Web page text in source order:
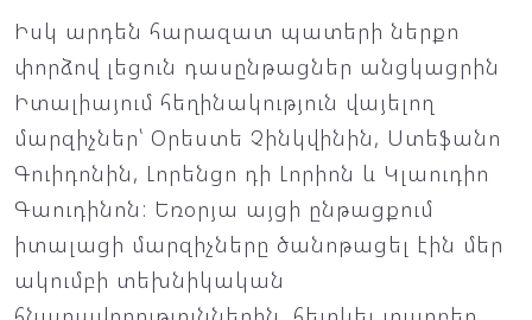
Իսկ արդեն հարազատ պատերի ներքո
փորձով լեցուն դասընթացներ անցկացրին
Իտալիայում հեղինակություն վայելող
մարզիչներ՝ Օրեստե Չինկվինին, Ստեֆանո
Գուիդոնին, Լորենցո դի Լորիոն և Կլաուդիո
Գաուդինոն: Եռօրյա այցի ընթացքում
իտալացի մարզիչները ծանոթացել էին մեր
ակումբի տեխնիկական